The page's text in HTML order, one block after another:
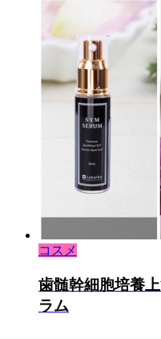
コスメ
歯髄幹細胞培養
ラム